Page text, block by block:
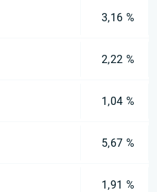
3,16 %
2,22 %
1,04 %
5,67 %
1,91 %